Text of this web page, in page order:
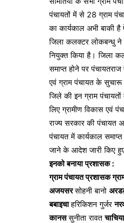
पंचायतों में से 28 ग्राम
का कार्यकाल अभी बाकी
जिला कलक्टर लोकबन्धु ने
नियुक्त किया है। जिला
समाप्त होने पर
एवं ग्राम पंचायत के सुचारू
जिले की इन ग्राम
लिए ग्रामीण विकास एवं
राज्य सरकार की पंचायत
पंचायत में कार्यकाल
जाने के आदेश जारी किए
इनको बनाया प्रशासक :
ग्राम पंचायत प्रशासक
अजयसरसोहनी बानो
बबाइचाहरिकिशन गुर्जर
कानससुनीता रावत